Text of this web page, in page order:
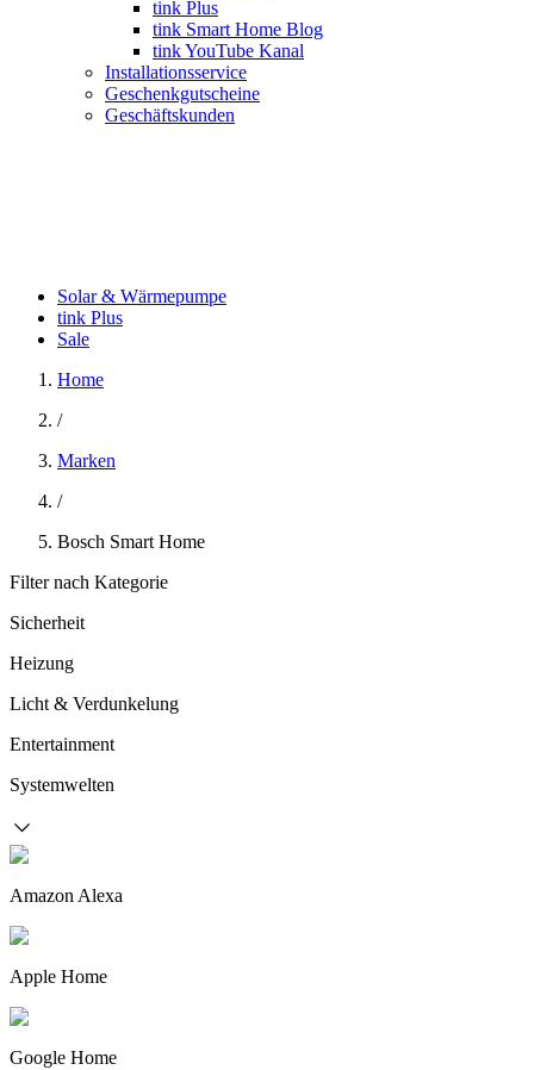
tink Plus
tink Smart Home Blog
tink YouTube Kanal
Installationsservice
Geschenkgutscheine
Geschäftskunden
Solar & Wärmepumpe
tink Plus
Sale
Home
/
Marken
/
Bosch Smart Home
Filter nach Kategorie
Sicherheit
Heizung
Licht & Verdunkelung
Entertainment
Systemwelten
Amazon Alexa
Apple Home
Google Home